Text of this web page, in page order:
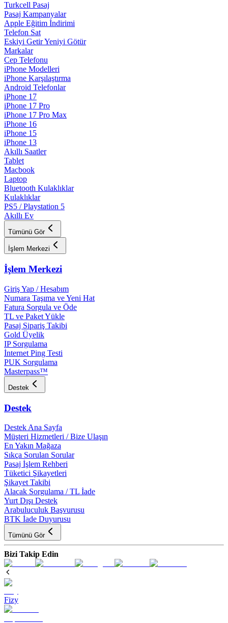
Turkcell Pasaj
Pasaj Kampanyalar
Apple Eğitim İndirimi
Telefon Sat
Eskiyi Getir Yeniyi Götür
Markalar
Cep Telefonu
iPhone Modelleri
iPhone Karşılaştırma
Android Telefonlar
iPhone 17
iPhone 17 Pro
iPhone 17 Pro Max
iPhone 16
iPhone 15
iPhone 13
Akıllı Saatler
Tablet
Macbook
Laptop
Bluetooth Kulaklıklar
Kulaklıklar
PS5 / Playstation 5
Akıllı Ev
Tümünü Gör
İşlem Merkezi
İşlem Merkezi
Giriş Yap / Hesabım
Numara Taşıma ve Yeni Hat
Fatura Sorgula ve Öde
TL ve Paket Yükle
Pasaj Sipariş Takibi
Gold Üyelik
IP Sorgulama
İnternet Ping Testi
PUK Sorgulama
Masterpass™
Destek
Destek
Destek Ana Sayfa
Müşteri Hizmetleri / Bize Ulaşın
En Yakın Mağaza
Sıkça Sorulan Sorular
Pasaj İşlem Rehberi
Tüketici Şikayetleri
Şikayet Takibi
Alacak Sorgulama / TL İade
Yurt Dışı Destek
Arabuluculuk Başvurusu
BTK İade Duyurusu
Tümünü Gör
Bizi Takip Edin
Fizy